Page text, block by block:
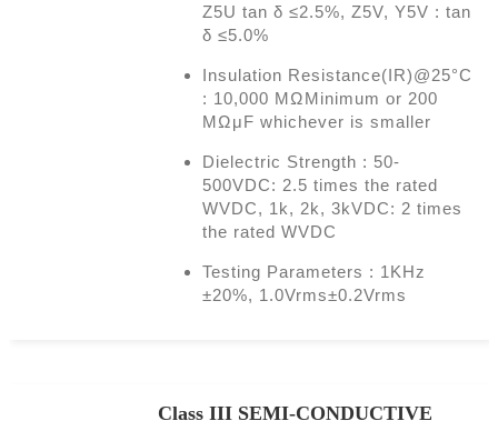
Z5U tan δ ≤2.5%, Z5V, Y5V : tan
δ ≤5.0%
Insulation Resistance(IR)@25°C
: 10,000 MΩMinimum or 200
MΩμF whichever is smaller
Dielectric Strength : 50-
500VDC: 2.5 times the rated
WVDC, 1k, 2k, 3kVDC: 2 times
the rated WVDC
Testing Parameters : 1KHz
±20%, 1.0Vrms±0.2Vrms
Class III SEMI-CONDUCTIVE